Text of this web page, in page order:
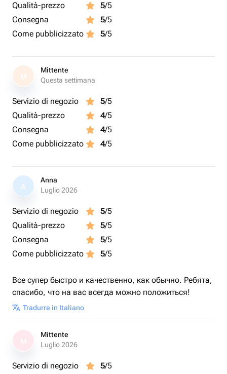
Qualità-prezzo
5/5
Consegna
5/5
Come pubblicizzato
5/5
M
Mittente
Questa settimana
Servizio di negozio 5/5
Qualità-prezzo
4/5
Consegna
4/5
Come pubblicizzato
4/5
A
Anna
Luglio 2026
Servizio di negozio 5/5
Qualità-prezzo
5/5
Consegna
5/5
Come pubblicizzato
5/5
Все супер быстро и качественно, как обычно. Ребята,
спасибо, что на вас всегда можно положиться!
Tradurre in Italiano
Mittente
Luglio 2026
Servizio di negozio 5/5